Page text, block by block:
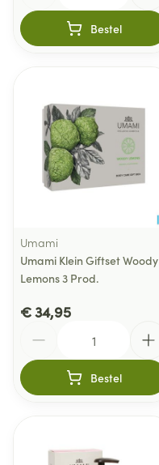
Bestel
Umami
Umami Klein Giftset Woody
Lemons 3 Prod.
€ 34,95
Bestel